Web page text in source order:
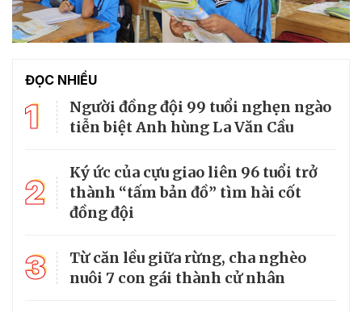
ĐỌC NHIỀU
1
Người đồng đội 99 tuổi nghẹn ngào
tiễn biệt Anh hùng La Văn Cầu
2
Ký ức của cựu giao liên 96 tuổi trở
thành “tấm bản đồ” tìm hài cốt
đồng đội
3
Từ căn lều giữa rừng, cha nghèo
nuôi 7 con gái thành cử nhân